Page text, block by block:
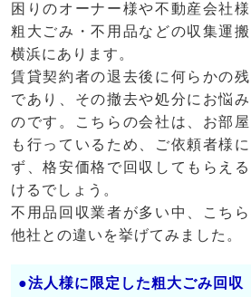
困りのオーナー様や不動産会社
粗大ごみ・不用品などの収集運
横浜にあります。
賃貸契約者の退去後に何らかの
であり、その撤去や処分にお悩
のです。こちらの会社は、お部
も行っているため、ご依頼者様
ず、格安価格で回収してもらえ
けるでしょう。
不用品回収業者が多い中、こち
他社との違いを挙げてみました。
●法人様に限定した粗大ごみ回収